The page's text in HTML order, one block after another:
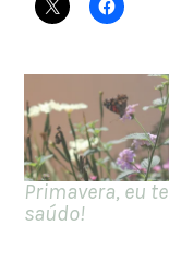
Primavera, eu te
saúdo!